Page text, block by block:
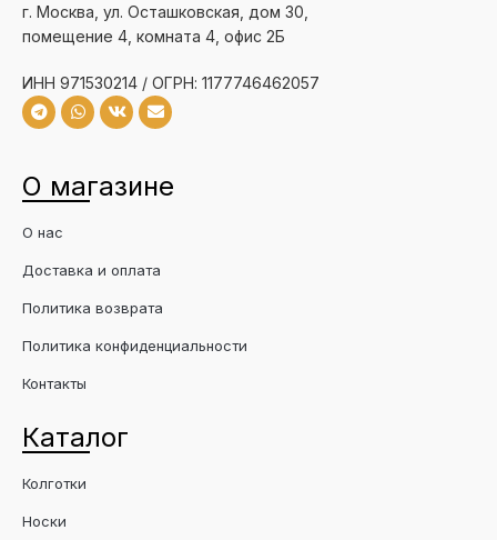
г. Москва, ул. Осташковская, дом 30,
помещение 4, комната 4, офис 2Б
ИНН 971530214 / ОГРН: 1177746462057
О магазине
О нас
Доставка и оплата
Политика возврата
Политика конфиденциальности
Контакты
Каталог
Колготки
Носки